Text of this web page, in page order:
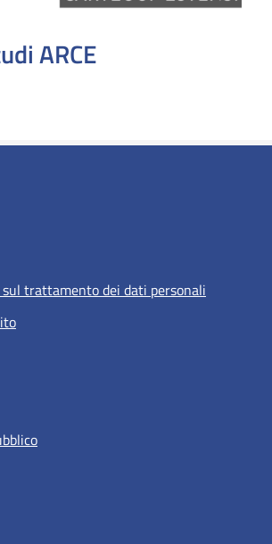
ARCE
trattamento dei dati personali